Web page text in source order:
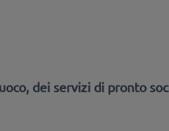
dei servizi di pronto